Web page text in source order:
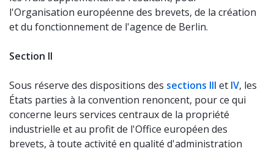
l'Organisation européenne des brevets, de la création
et du fonctionnement de l'agence de Berlin.
Section II
Sous réserve des dispositions des sections III et IV, les
États parties à la convention renoncent, pour ce qui
concerne leurs services centraux de la propriété
industrielle et au profit de l'Office européen des
brevets, à toute activité en qualité d'administration